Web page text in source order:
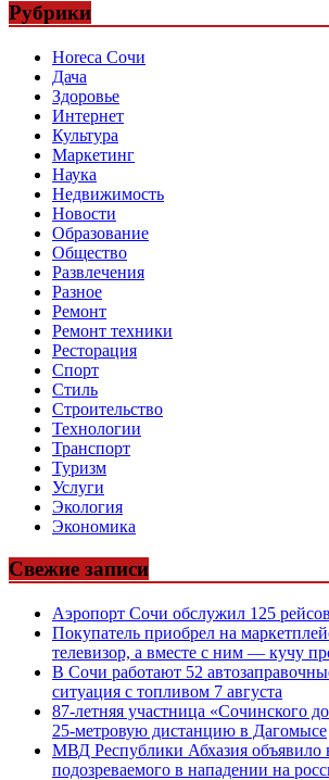
Рубрики
Horeca Сочи
Дача
Здоровье
Интернет
Культура
Маркетинг
Наука
Недвижимость
Новости
Образование
Общество
Развлечения
Разное
Ремонт
Ремонт техники
Ресторация
Спорт
Стиль
Строительство
Технологии
Транспорт
Туризм
Услуги
Экология
Экономика
Свежие записи
Аэропорт Сочи обслужил 125
Покупатель приобрел на
телевизор, а вместе с ним — кучу
В Сочи работают 52
ситуация с топливом 7 августа
87-летняя участница «Сочинского
25-метровую дистанцию в Дагомысе
МВД Республики Абхазия объявило
подозреваемого в нападении на